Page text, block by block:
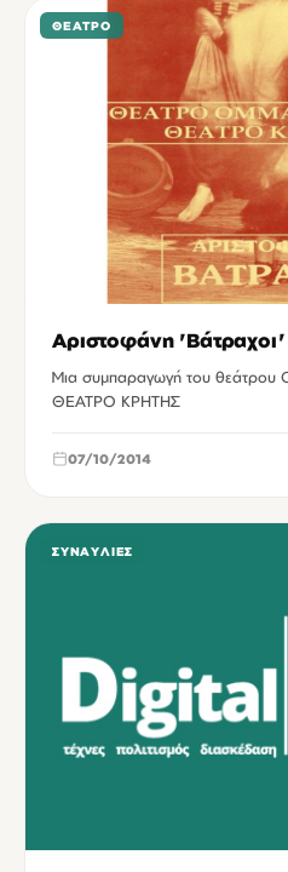
ΘΈΑΤΡΟ
Αριστοφάνη 'Βάτραχοι'
Μια συμπαραγωγή του θεάτρου ΟΜΜΑ ΣΤΟΥΝΤΙΟ με το
ΘΕΑΤΡΟ ΚΡΗΤΗΣ
07/10/2014
ΣΥΝΑΥΛΊΕΣ